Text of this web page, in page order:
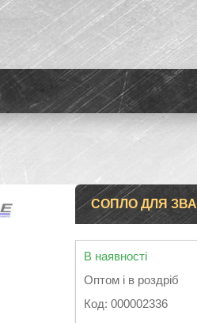
СОПЛО ДЛЯ
В наявності
Оптом і в роздріб
Код: 000002336